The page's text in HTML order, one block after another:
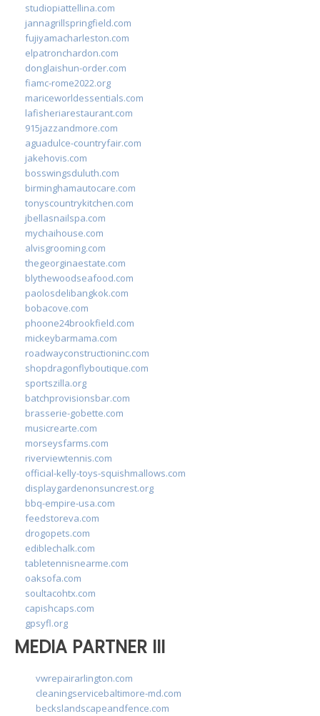
studiopiattellina.com
jannagrillspringfield.com
fujiyamacharleston.com
elpatronchardon.com
donglaishun-order.com
fiamc-rome2022.org
mariceworldessentials.com
lafisheriarestaurant.com
915jazzandmore.com
aguadulce-countryfair.com
jakehovis.com
bosswingsduluth.com
birminghamautocare.com
tonyscountrykitchen.com
jbellasnailspa.com
mychaihouse.com
alvisgrooming.com
thegeorginaestate.com
blythewoodseafood.com
paolosdelibangkok.com
bobacove.com
phoone24brookfield.com
mickeybarmama.com
roadwayconstructioninc.com
shopdragonflyboutique.com
sportszilla.org
batchprovisionsbar.com
brasserie-gobette.com
musicrearte.com
morseysfarms.com
riverviewtennis.com
official-kelly-toys-squishmallows.com
displaygardenonsuncrest.org
bbq-empire-usa.com
feedstoreva.com
drogopets.com
ediblechalk.com
tabletennisnearme.com
oaksofa.com
soultacohtx.com
capishcaps.com
gpsyfl.org
MEDIA PARTNER III
vwrepairarlington.com
cleaningservicebaltimore-md.com
beckslandscapeandfence.com